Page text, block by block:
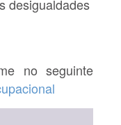
desigualdades
no seguinte